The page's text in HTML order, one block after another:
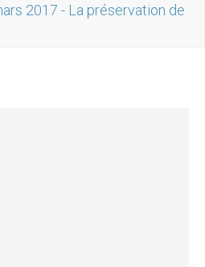
2017 - La préservation de